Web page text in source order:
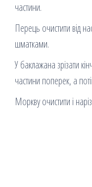
частини.
Перець очистити від
шматками.
У баклажана зрізати
частини поперек, а
Моркву очистити і